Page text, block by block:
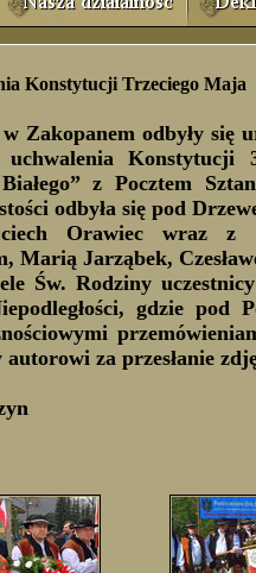
Konstytucji Trzeciego Maja
Zakopanem odbyły się
uchwalenia
z Pocztem
odbyła się pod
Orawiec wraz z
Marią Jarząbek,
Św. Rodziny
gdzie pod
za przesłanie